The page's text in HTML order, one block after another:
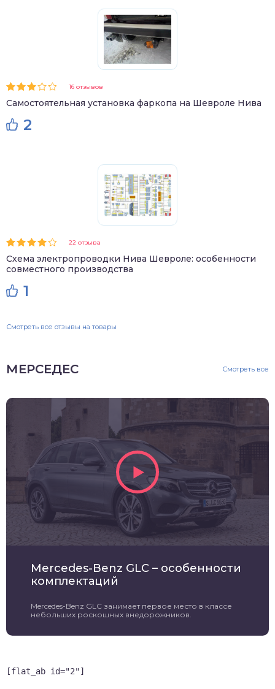
16 отзывов
Самостоятельная установка фаркопа на Шевроле Нива
2
22 отзыва
Схема электропроводки Нива Шевроле: особенности
совместного производства
1
Смотреть все отзывы на товары
МЕРСЕДЕС Смотреть все
Mercedes-Benz GLC – особенности
комплектаций
Mercedes-Benz GLC занимает первое место в классе
небольших роскошных внедорожников.
[flat_ab id="2"]